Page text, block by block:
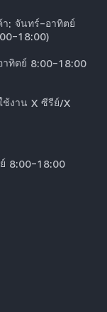
า: จันทร์-อาทิตย์
18:00)
าทิตย์ 8:00-18:00
ช้งาน X ซีรีย์/X
ย์ 8:00-18:00